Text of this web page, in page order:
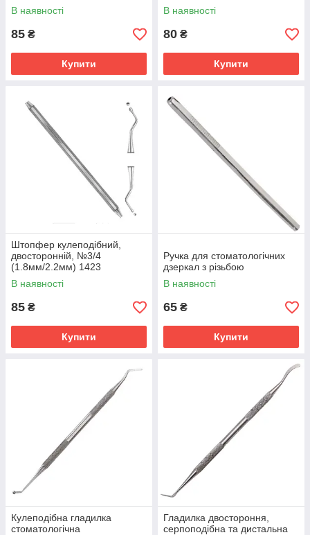
В наявності
85 ₴
Купити
В наявності
80 ₴
Купити
Штопфер кулеподібний,
двосторонній, №3/4
(1.8мм/2.2мм) 1423
В наявності
85 ₴
Купити
Ручка для стоматологічних
дзеркал з різьбою
В наявності
65 ₴
Купити
Кулеподібна гладилка
стоматологічна
Гладилка двостороння,
серпоподібна та дистальна